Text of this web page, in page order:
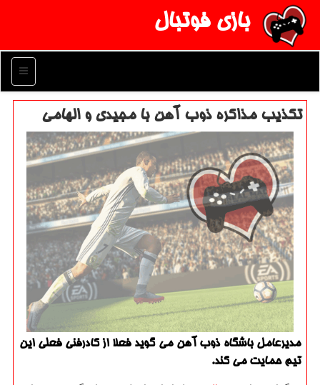
بازی فوتبال
منو
تكذیب مذاكره ذوب آهن با مجیدی و الهامی
مدیرعامل باشگاه ذوب آهن می گوید فعلا از کادرفنی فعلی این
تیم حمایت می کند.